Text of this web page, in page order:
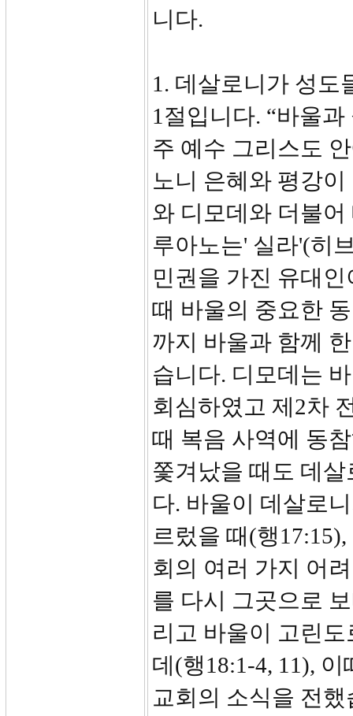
니다.
1. 데살로니가 성도
1절입니다. “바울
주 예수 그리스도
노니 은혜와 평강
와 디모데와 더불
루아노는' 실라'(히
민권을 가진 유대
때 바울의 중요한
까지 바울과 함께
습니다. 디모데는
회심하였고 제2차
때 복음 사역에 동
쫓겨났을 때도 데
다. 바울이 데살로
르렀을 때(행
회의 여러 가지 어
를 다시 그곳으로
리고 바울이 고린
데(행18:1-4, 11),
교회의 소식을 전